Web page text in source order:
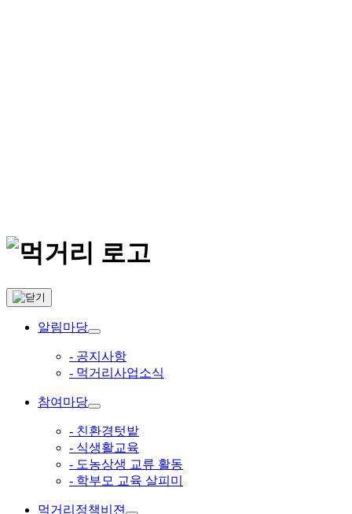
알림마당
- 공지사항
- 먹거리사업소식
참여마당
- 친환경텃밭
- 식생활교육
- 도농상생 교류 활동
- 학부모 교육 살피미
먹거리정책비젼